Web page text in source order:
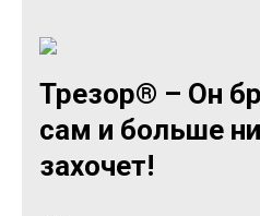
Трезор® – Он
сам и больше
захочет!